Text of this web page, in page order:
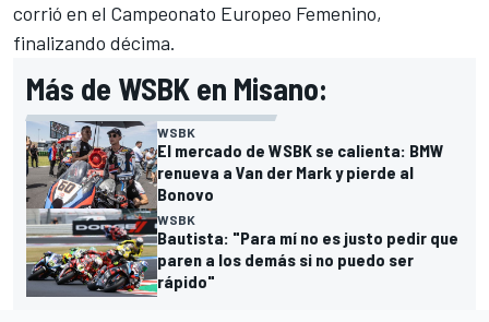
corrió en el Campeonato Europeo Femenino,
finalizando décima.
Más de WSBK en Misano:
WSBK
El mercado de WSBK se calienta: BMW
renueva a Van der Mark y pierde al
Bonovo
WSBK
Bautista: "Para mí no es justo pedir que
paren a los demás si no puedo ser
rápido"